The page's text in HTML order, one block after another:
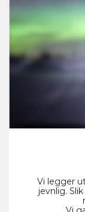
Vi legger
jevnlig.